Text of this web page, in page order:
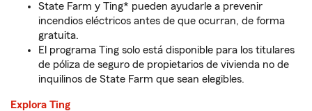
State Farm y Ting* pueden ayudarle a prevenir
incendios eléctricos antes de que ocurran, de forma
gratuita.
El programa Ting solo está disponible para los titulares
de póliza de seguro de propietarios de vivienda no de
inquilinos de State Farm que sean elegibles.
Explora Ting